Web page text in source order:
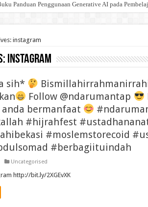
memahami BigData dan segala Manfaat nya
instagram
instagram
sih*
Follow @ndarumantap
bermanfaat
#hijrahfest
#moslemstorecoid
#berbagiituindah
Uncategorised
http://bit.ly/2XGEvXK